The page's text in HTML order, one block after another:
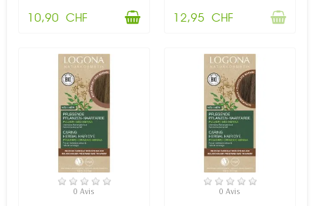
10,90 CHF 12,95 CHF
EN STOCK
0 Avis
EN STOCK
0 Avis